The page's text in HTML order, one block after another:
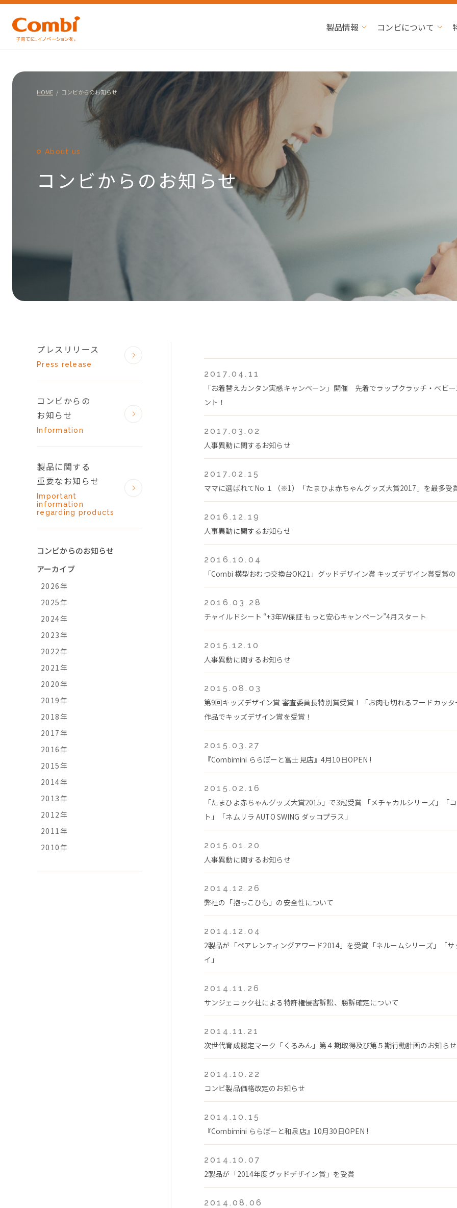
製品情報 コンビについて
HOME コンビからのお知らせ
About us
コンビからのお知らせ
2017.04.11
「お着替えカンタン実感キャンペーン」開催 先着でラップクラッチ・ベビ
ント！
2017.03.02
人事異動に関するお知らせ
2017.02.15
ママに選ばれてNo.１（※1）「たまひよ赤ちゃんグッズ大賞2017」を最多受
2016.12.19
人事異動に関するお知らせ
2016.10.04
「Combi 横型おむつ交換台OK21」グッドデザイン賞 キッズデザイン賞受賞
2016.03.28
チャイルドシート “+3年W保証 もっと安心キャンペーン”4月スタート
2015.12.10
人事異動に関するお知らせ
2015.08.03
第9回キッズデザイン賞 審査委員長特別賞受賞！「お肉も切れるフードカッ
作品でキッズデザイン賞を受賞！
2015.03.27
『Combimini ららぽーと富士見店』4月10日OPEN !
2015.02.16
「たまひよ赤ちゃんグッズ大賞2015」で3冠受賞 「メチャカルシリーズ」「
ト」「ネムリラ AUTO SWING ダッコプラス」
2015.01.20
人事異動に関するお知らせ
2014.12.26
弊社の「抱っこひも」の安全性について
2014.12.04
2製品が「ペアレンティングアワード2014」を受賞「ネルームシリーズ」「サ
イ」
2014.11.26
サンジェニック社による特許権侵害訴訟、勝訴確定について
2014.11.21
次世代育成認定マーク「くるみん」第４期取得及び第５期行動計画のお知らせ
2014.10.22
コンビ製品価格改定のお知らせ
2014.10.15
『Combimini ららぽーと和泉店』10月30日OPEN !
2014.10.07
2製品が「2014年度グッドデザイン賞」を受賞
2014.08.06
プレスリリース
Press release
コンビからの
お知らせ
Information
製品に関する
重要なお知らせ
Important
information
regarding products
コンビからのお知らせ
アーカイブ
2026年
2025年
2024年
2023年
2022年
2021年
2020年
2019年
2018年
2017年
2016年
2015年
2014年
2013年
2012年
2011年
2010年